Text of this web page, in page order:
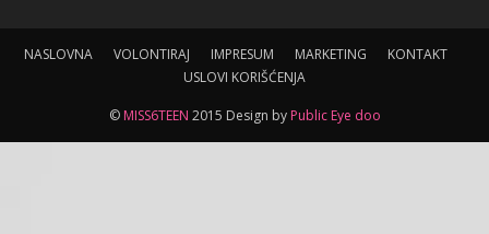
NASLOVNA VOLONTIRAJ IMPRESUM MARKETING
KONTAKT
USLOVI KORIŠĆENJA
© MISS6TEEN 2015 Design by Public Eye doo